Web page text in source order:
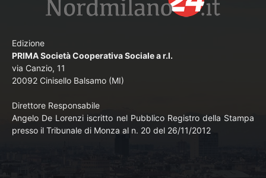
Edizione
PRIMA Società Cooperativa Sociale a r.l.
via Canzio, 11
20092 Cinisello Balsamo (MI)
Direttore Responsabile
Angelo De Lorenzi iscritto nel Pubblico Registro della Stampa
presso il Tribunale di Monza al n. 20 del 26/11/2012